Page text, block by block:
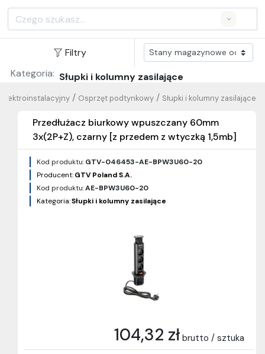
Search
Filtry
Kategoria: Słupki i kolumny zasilające
Słupki i kolumny zasilające
/
Osprzęt podtynkowy
/
Przedłużacz biurkowy wpuszczany 60mm
3x(2P+Z), czarny [z przedem z wtyczką 1,5mb]
Kod produktu:GTV-046453-AE-BPW3U60-20
Producent:GTV Poland S.A.
Kod produktu:AE-BPW3U60-20
Kategoria:Słupki i kolumny zasilające
104,32 zł brutto / sztuka